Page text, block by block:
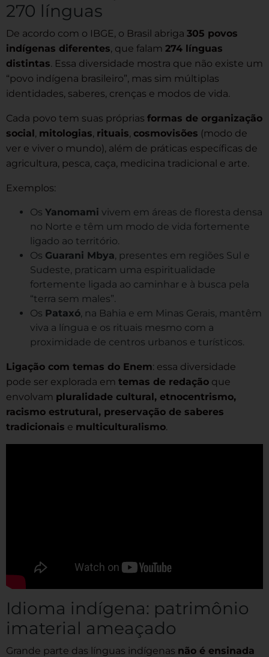
270 línguas
De acordo com o IBGE, o Brasil abriga 305 povos
indígenas diferentes, que falam 274 línguas
distintas. Essa diversidade mostra que não existe um
“povo indígena brasileiro”, mas sim múltiplas
identidades, saberes, crenças e modos de vida.
Cada povo tem suas próprias formas de organização
social, mitologias, rituais, cosmovisões (modo de
ver e viver o mundo), além de práticas específicas de
agricultura, pesca, caça, medicina tradicional e arte.
Exemplos:
Os Yanomami vivem em áreas de floresta densa
no Norte e têm um modo de vida fortemente
ligado ao território.
Os Guarani Mbya, presentes em regiões Sul e
Sudeste, praticam uma espiritualidade
fortemente ligada ao caminhar e à busca pela
“terra sem males”.
Os Pataxó, na Bahia e em Minas Gerais, mantêm
viva a língua e os rituais mesmo com a
proximidade de centros urbanos e turísticos.
Ligação com temas do Enem: essa diversidade
pode ser explorada em temas de redação que
envolvam pluralidade cultural, etnocentrismo,
racismo estrutural, preservação de saberes
tradicionais e multiculturalismo.
Idioma indígena: patrimônio
imaterial ameaçado
Grande parte das línguas indígenas não é ensinada